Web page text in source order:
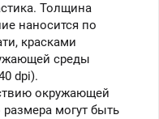
Толщина
наносится по
красками
среды
dpi).
окружающей
могут быть